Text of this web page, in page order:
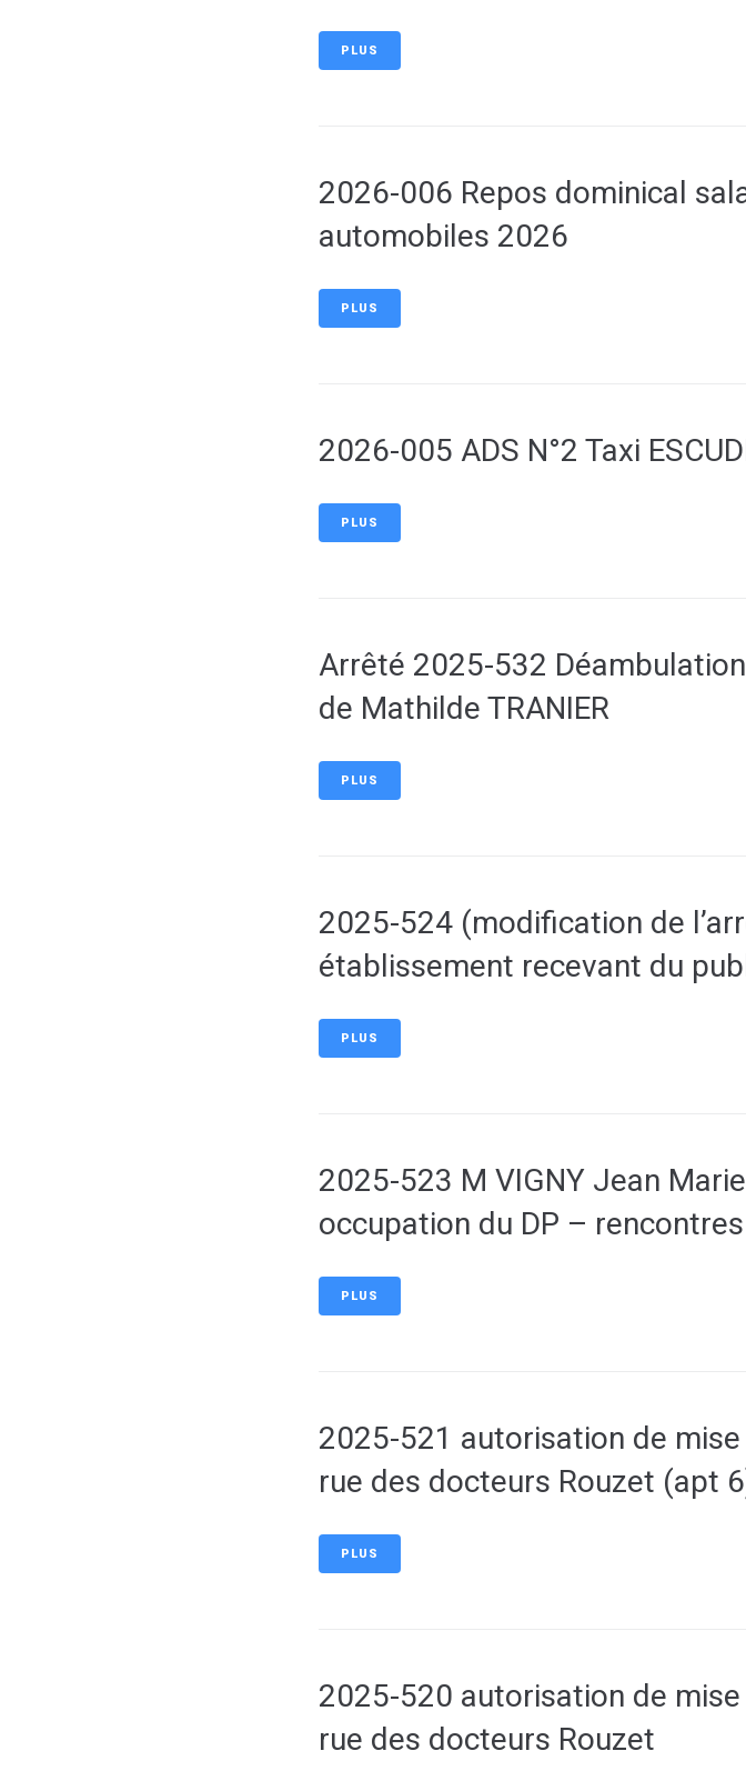
PLUS
2026-006 Repos dominical
automobiles 2026
PLUS
2026-005 ADS N°2 Taxi
PLUS
Arrêté 2025-532
de Mathilde TRANIER
PLUS
2025-524 (modification de
établissement recevant du
PLUS
2025-523 M VIGNY Jean
occupation du DP –
PLUS
2025-521 autorisation de
rue des docteurs Rouzet (apt
PLUS
2025-520 autorisation de
rue des docteurs Rouzet